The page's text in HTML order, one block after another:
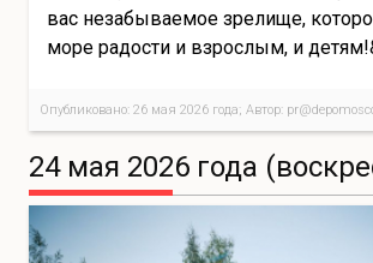
вас незабываемое зрелище,
море радости и взрослым, и
Опубликовано: 26 мая 2026 года; Автор:
24 мая 2026 года